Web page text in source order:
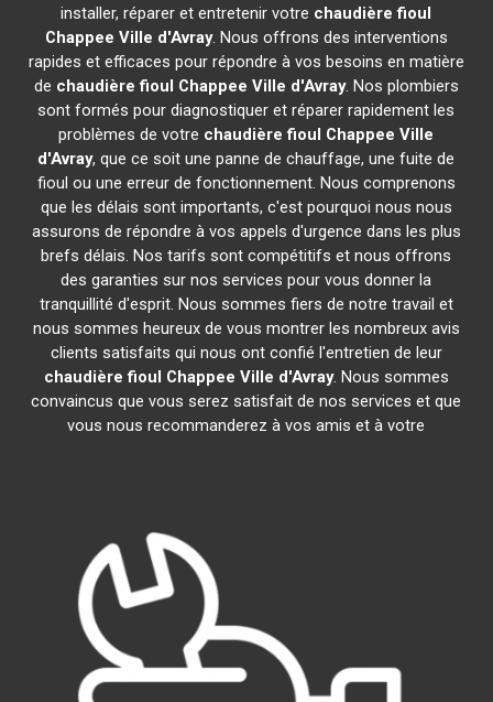
installer, réparer et entretenir votre chaudière fioul
Chappee Ville d'Avray. Nous offrons des interventions
rapides et efficaces pour répondre à vos besoins en matière
de chaudière fioul Chappee Ville d'Avray. Nos plombiers
sont formés pour diagnostiquer et réparer rapidement les
problèmes de votre chaudière fioul Chappee Ville
d'Avray, que ce soit une panne de chauffage, une fuite de
fioul ou une erreur de fonctionnement. Nous comprenons
que les délais sont importants, c'est pourquoi nous nous
assurons de répondre à vos appels d'urgence dans les plus
brefs délais. Nos tarifs sont compétitifs et nous offrons
des garanties sur nos services pour vous donner la
tranquillité d'esprit. Nous sommes fiers de notre travail et
nous sommes heureux de vous montrer les nombreux avis
clients satisfaits qui nous ont confié l'entretien de leur
chaudière fioul Chappee Ville d'Avray. Nous sommes
convaincus que vous serez satisfait de nos services et que
vous nous recommanderez à vos amis et à votre